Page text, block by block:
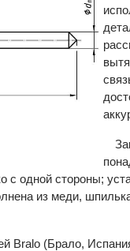
с одной стороны;
из меди,
Bralo (Брало,